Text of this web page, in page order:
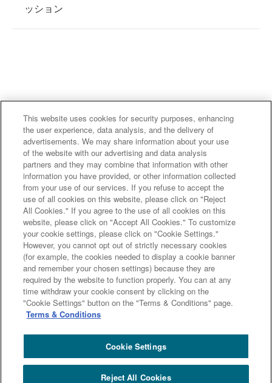
ッション
主なグループ会社
三井住友信託銀行 三井住友トラスト・アセットマネジメント
アモーヴァ・アセットマネジメント三井住友トラスト不動産
三井住友トラスト基礎研究所三井住友トラストクラブ
ドコモSMTBネット銀行
三井住友トラスト・パナソニックファイナンス
L＆Fアセットファイナンス
サイトマップ本ウェブサイトのご利用にあたって
利益相反管理方針（概要）個人情報保護宣言
This website uses cookies for security purposes, enhancing
the user experience, data analysis, and the delivery of
advertisements. We may share information about your use
of the website with our advertising and data analysis
partners and they may combine that information with other
information you have provided, or other information collected
from your use of our services. If you refuse to accept the
use of all cookies on this website, please click on "Reject
All Cookies." If you agree to the use of all cookies on this
website, please click on "Accept All Cookies." To customize
your cookie settings, please click on "Cookie Settings."
However, you cannot opt out of strictly necessary cookies
(for example, the cookies needed to display a cookie banner
and remember your chosen settings) because they are
required by the website to function properly. You can at any
time withdraw your cookie consent by clicking on the
"Cookie Settings" button on the "Terms & Conditions" page.
Terms & Conditions
Cookie Settings
Reject All Cookies